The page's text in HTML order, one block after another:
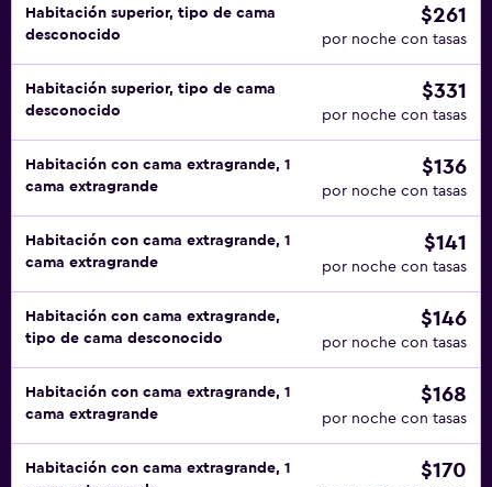
Habitación superior, tipo de cama
desconocido
$261
por noche con tasas
Habitación superior, tipo de cama
desconocido
$331
por noche con tasas
Habitación con cama extragrande, 1
cama extragrande
$136
por noche con tasas
Habitación con cama extragrande, 1
cama extragrande
$141
por noche con tasas
Habitación con cama extragrande,
tipo de cama desconocido
$146
por noche con tasas
Habitación con cama extragrande, 1
cama extragrande
$168
por noche con tasas
Habitación con cama extragrande, 1
$170